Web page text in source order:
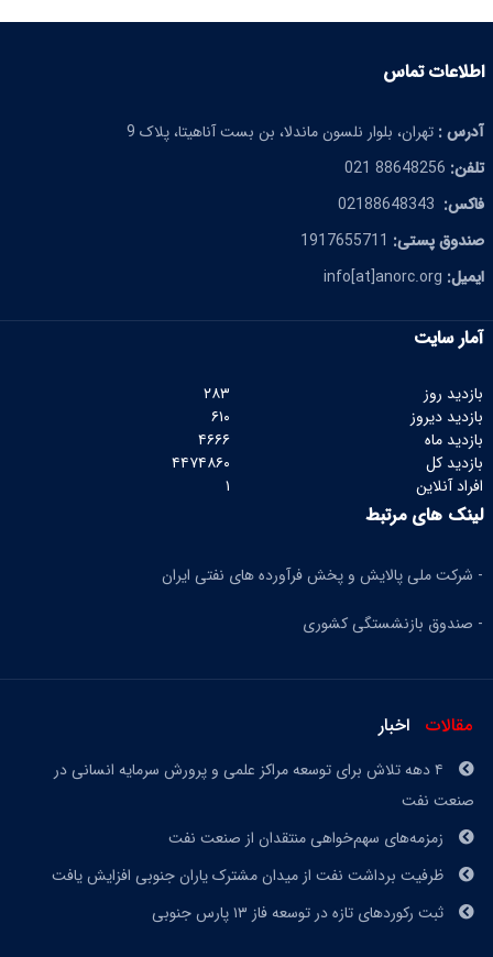
اطلاعات تماس
آدرس : تهران، بلوار نلسون ماندلا، بن بست آناهیتا، پلاک 9
تلفن: 88648256 021
فاکس: 02188648343
صندوق پستی: 1917655711
ایمیل: info[at]anorc.org
آمار سایت
بازدید روز
بازدید دیروز
بازدید ماه
بازدید کل
افراد آنلاین
۲۸۳
۶۱۰
۴۶۶۶
۴۴۷۴۸۶۰
۱
لینک های مرتبط
- شرکت ملی پالایش و پخش فرآورده های نفتی ایران
- صندوق بازنشستگی کشوری
مقالات اخبار
۴ دهه تلاش برای توسعه مراکز علمی و پرورش سرمایه انسانی در
صنعت نفت
زمزمه‌های سهم‌خواهی منتقدان از صنعت نفت
ظرفیت برداشت نفت از میدان مشترک یاران جنوبی افزایش یافت
ثبت رکوردهای تازه در توسعه فاز ١٣ پارس جنوبی